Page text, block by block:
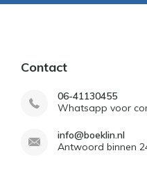
Contact
06-41130455
Whatsapp voor
info@boeklin.nl
Antwoord binnen